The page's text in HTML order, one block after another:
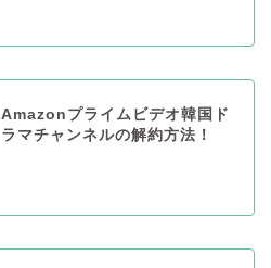
Amazonプライムビデオ韓国ド
ラマチャンネルの解約方法！